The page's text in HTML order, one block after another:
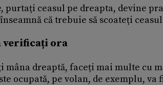
purtați ceasul pe dreapta, devine
că trebuie să scoateți
verificați ora
mâna dreaptă, faceți mai multe cu
ocupată, pe volan, de exemplu,